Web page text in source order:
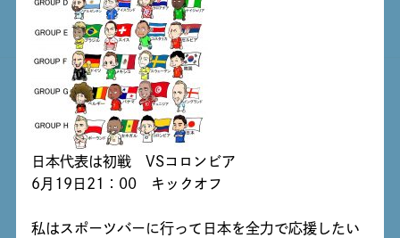
日本代表は初戦 VSコロンビア
6月19日21：00 キックオフ
私はスポーツバーに行って日本を全力で応援したい